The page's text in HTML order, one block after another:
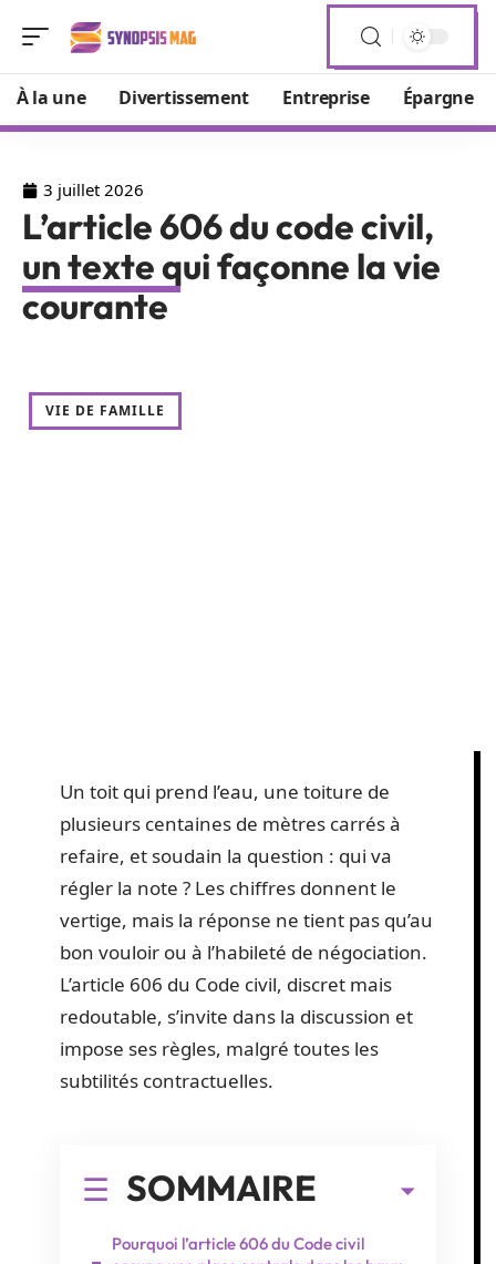
À la une Divertissement Entreprise Épargne
3 juillet 2026
L’article 606 du code civil,
un texte qui façonne la vie
courante
VIE DE FAMILLE
Un toit qui prend l’eau, une toiture de
plusieurs centaines de mètres carrés à
refaire, et soudain la question : qui va
régler la note ? Les chiffres donnent le
vertige, mais la réponse ne tient pas qu’au
bon vouloir ou à l’habileté de négociation.
L’article 606 du Code civil, discret mais
redoutable, s’invite dans la discussion et
impose ses règles, malgré toutes les
subtilités contractuelles.
SOMMAIRE
Pourquoi l’article 606 du Code civil